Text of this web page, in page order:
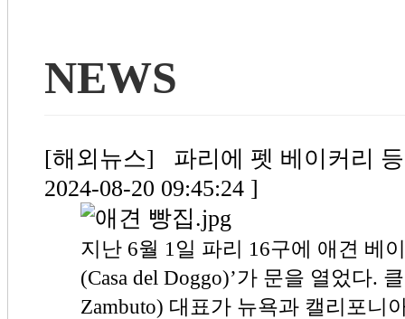
NEWS
[해외뉴스] 파리에 펫 베이커리
2024-08-20 09:45:24 ]
지난 6월 1일 파리 16구에 애견 베
(Casa del Doggo)’가 문을 열었다.
Zambuto) 대표가 뉴욕과 캘리포니